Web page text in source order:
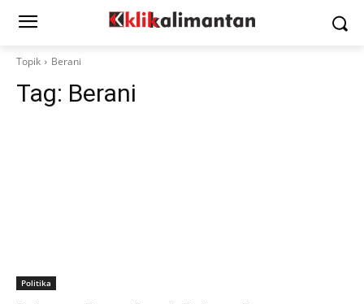
Topik Berani
Tag: Berani
Politika